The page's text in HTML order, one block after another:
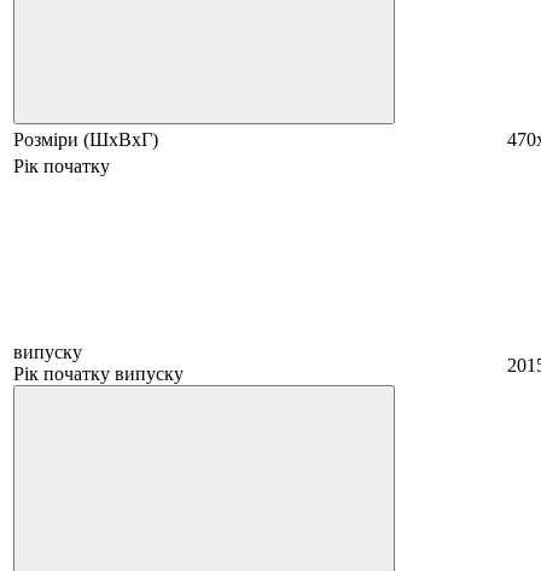
Розміри (ШхВхГ)
Рік початку
випуску
Рік початку випуску